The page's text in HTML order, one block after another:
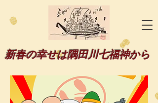
新春の幸せは隅田川七福神から